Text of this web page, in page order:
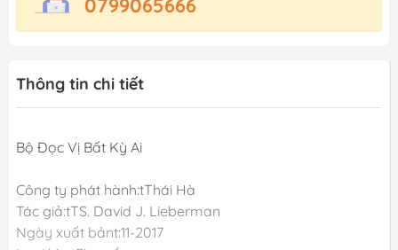
0799065666
Thông tin chi tiết
Bộ Đọc Vị Bất Kỳ Ai
Công ty phát hành:tThái Hà
Tác giả:tTS. David J. Lieberman
Ngày xuất bảnt:11-2017